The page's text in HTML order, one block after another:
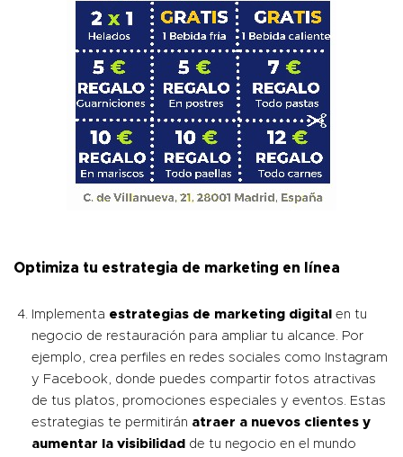
Optimiza tu estrategia de marketing en línea
Implementa estrategias de marketing digital en tu
negocio de restauración para ampliar tu alcance. Por
ejemplo, crea perfiles en redes sociales como Instagram
y Facebook, donde puedes compartir fotos atractivas
de tus platos, promociones especiales y eventos. Estas
estrategias te permitirán atraer a nuevos clientes y
aumentar la visibilidad de tu negocio en el mundo